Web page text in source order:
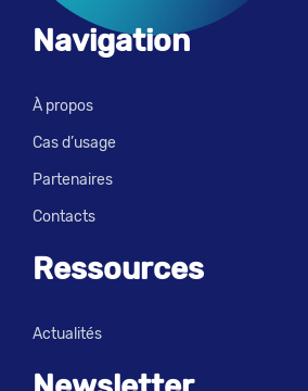
Navigation
À propos
Cas d’usage
Partenaires
Contacts
Ressources
Actualités